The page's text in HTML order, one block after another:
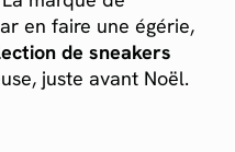
en faire une égérie,
de sneakers
juste avant Noël.